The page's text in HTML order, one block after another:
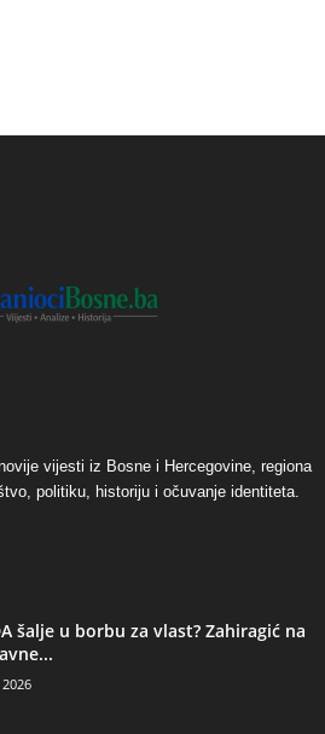
vijesti iz Bosne i Hercegovine, regiona
politiku, historiju i očuvanje identiteta.
šalje u borbu za vlast? Zahiragić na